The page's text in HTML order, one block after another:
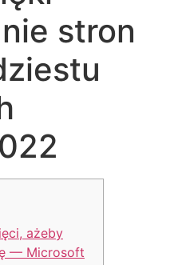
stron
ażeby
— Microsoft